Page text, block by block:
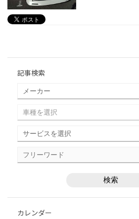
記事検索
カレンダー